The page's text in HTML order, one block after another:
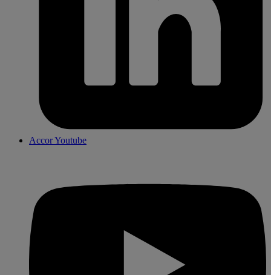
Accor Youtube